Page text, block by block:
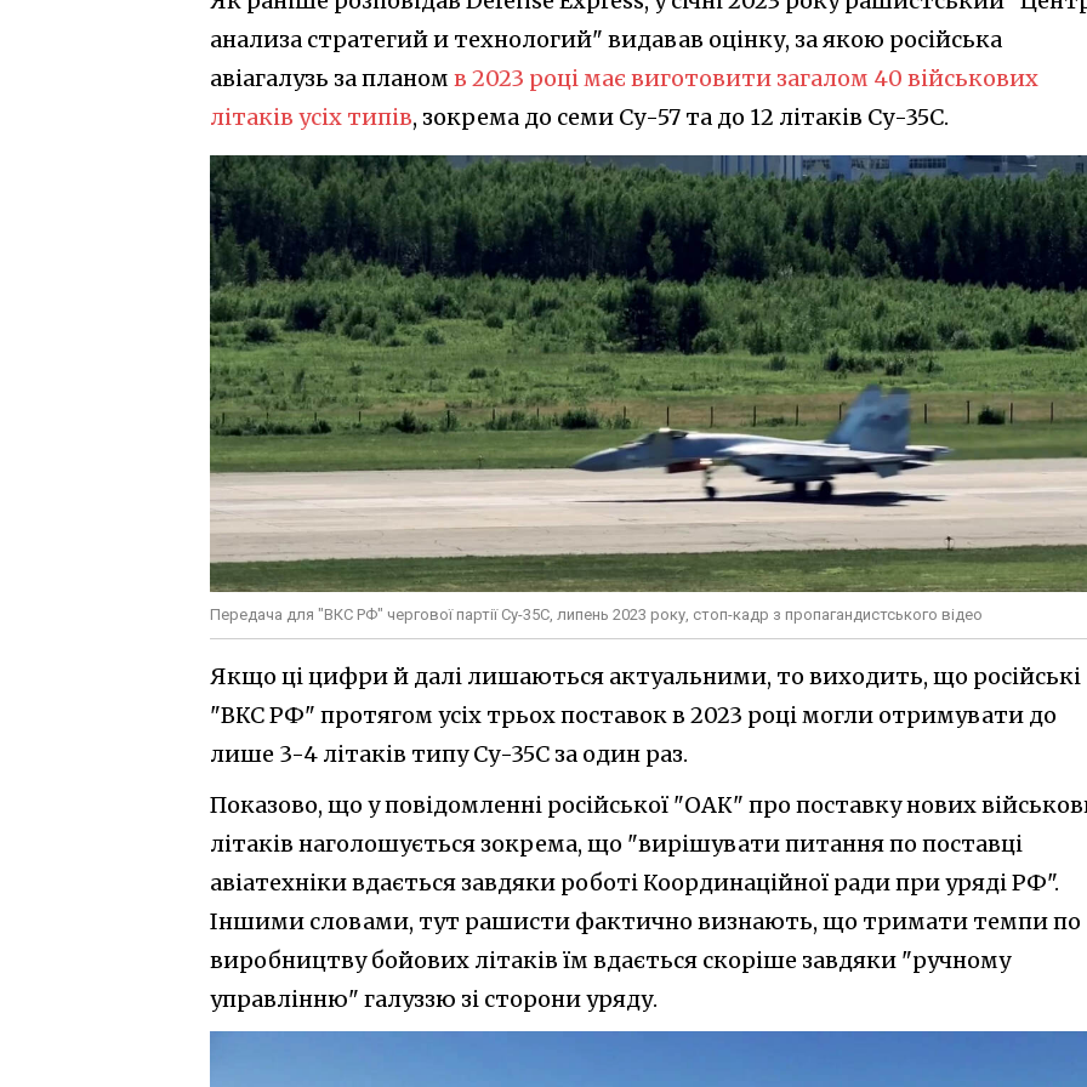
анализа стратегий и технологий" видавав оцінку, за якою російська
авіагалузь за планом в 2023 році має виготовити загалом 40 військових
літаків усіх типів, зокрема до семи Су-57 та до 12 літаків Су-35С.
Передача для "ВКС РФ" чергової партії Су-35С, липень 2023 року, стоп-кадр з пропагандистського відео
Якщо ці цифри й далі лишаються актуальними, то виходить, що російські
"ВКС РФ" протягом усіх трьох поставок в 2023 році могли отримувати до
лише 3-4 літаків типу Су-35С за один раз.
Показово, що у повідомленні російської "ОАК" про поставку нових
літаків наголошується зокрема, що "вирішувати питання по поставці
авіатехніки вдається завдяки роботі Координаційної ради при уряді РФ".
Іншими словами, тут рашисти фактично визнають, що тримати темпи по
виробництву бойових літаків їм вдається скоріше завдяки "ручному
управлінню" галуззю зі сторони уряду.